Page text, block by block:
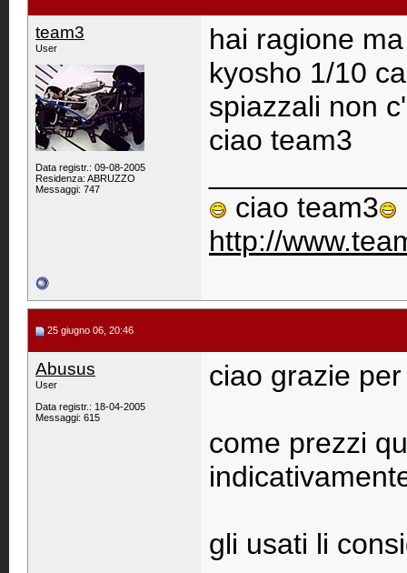
team3
User
Data registr.: 09-08-2005
Residenza: ABRUZZO
Messaggi: 747
hai ragione
kyosho 1/10
spiazzali non
ciao team3
ciao team3
http://
25 giugno 06, 20:46
Abusus
User
Data registr.: 18-04-2005
Messaggi: 615
ciao grazie
come prezzi
gli usati li